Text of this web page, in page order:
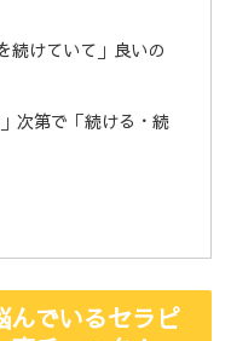
続けていて」良いの
次第で「続ける・続
んでいるセラピ